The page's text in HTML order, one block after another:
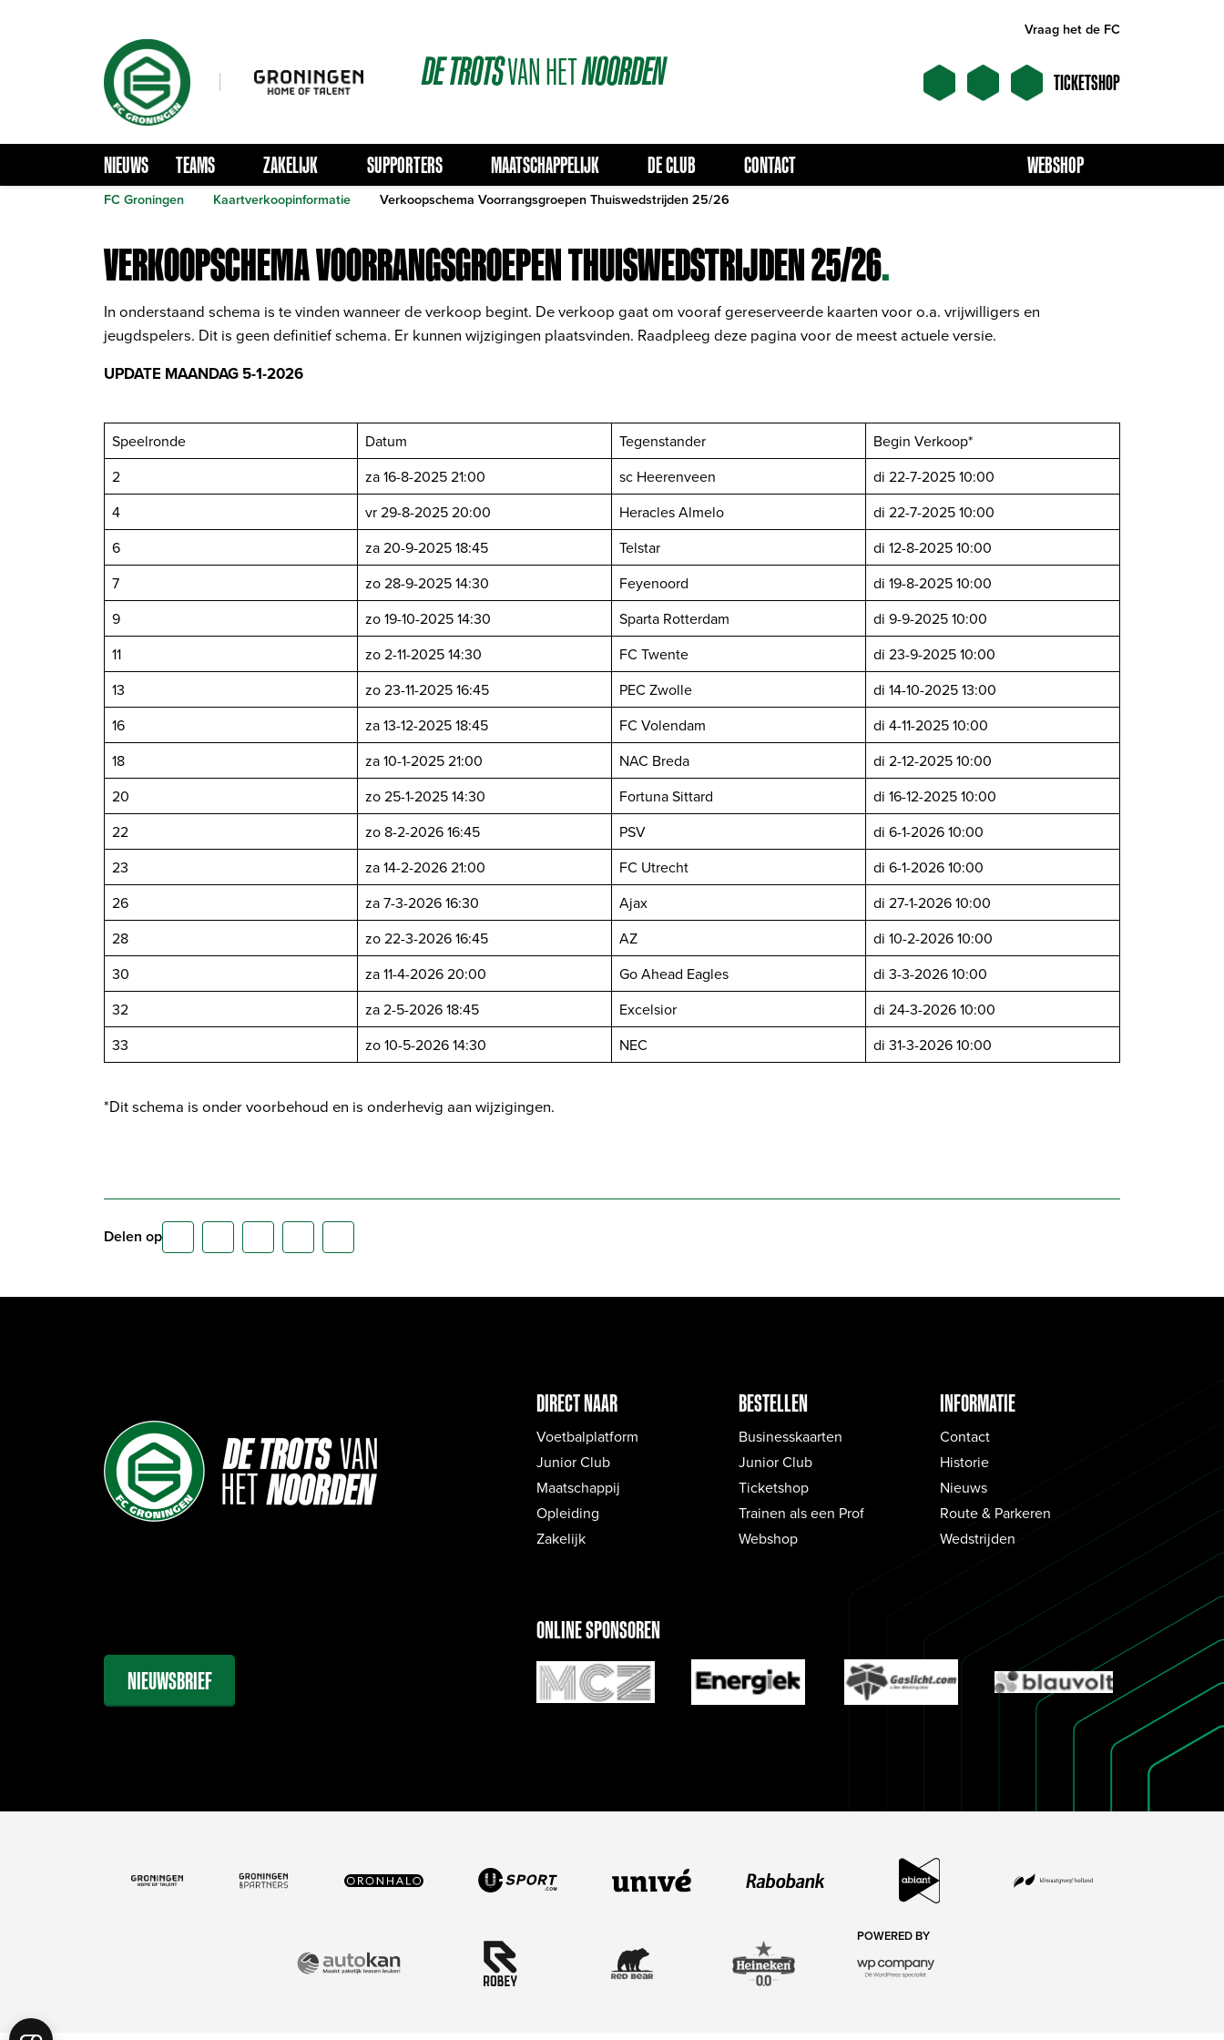
Vraag het de FC
DETROTSVANHETNOORDEN TICKETSHOP
NIEUWS TEAMS ZAKELIJK SUPPORTERS MAATSCHAPPELIJK DE CLUB CONTACT WEBSHOP
FC Groningen Kaartverkoopinformatie Verkoopschema Voorrangsgroepen Thuiswedstrijden 25/26
VERKOOPSCHEMA VOORRANGSGROEPEN THUISWEDSTRIJDEN 25/26.
In onderstaand schema is te vinden wanneer de verkoop begint. De verkoop gaat om vooraf gereserveerde kaarten voor o.a. vrijwilligers en
jeugdspelers. Dit is geen definitief schema. Er kunnen wijzigingen plaatsvinden. Raadpleeg deze pagina voor de meest actuele versie.
UPDATE MAANDAG 5-1-2026
Speelronde Datum Tegenstander
Begin Verkoop*
2
za 16-8-2025 21:00 sc Heerenveen
di 22-7-2025 10:00
4
vr 29-8-2025 20:00 Heracles Almelo
di 22-7-2025 10:00
6
za 20-9-2025 18:45 Telstar
di 12-8-2025 10:00
7
zo 28-9-2025 14:30 Feyenoord
di 19-8-2025 10:00
9
zo 19-10-2025 14:30 Sparta Rotterdam
di 9-9-2025 10:00
11
zo 2-11-2025 14:30 FC Twente
di 23-9-2025 10:00
13
zo 23-11-2025 16:45 PEC Zwolle
di 14-10-2025 13:00
16
za 13-12-2025 18:45 FC Volendam
di 4-11-2025 10:00
18
za 10-1-2025 21:00 NAC Breda
di 2-12-2025 10:00
20
zo 25-1-2025 14:30 Fortuna Sittard
di 16-12-2025 10:00
22
zo 8-2-2026 16:45 PSV
di 6-1-2026 10:00
23
za 14-2-2026 21:00 FC Utrecht
di 6-1-2026 10:00
26
za 7-3-2026 16:30 Ajax
di 27-1-2026 10:00
28
zo 22-3-2026 16:45 AZ
di 10-2-2026 10:00
30
za 11-4-2026 20:00 Go Ahead Eagles
di 3-3-2026 10:00
32
za 2-5-2026 18:45 Excelsior
di 24-3-2026 10:00
33
zo 10-5-2026 14:30 NEC di 31-3-2026 10:00
*Dit schema is onder voorbehoud en is onderhevig aan wijzigingen.
Delen op
DIRECT NAAR
Voetbalplatform
Junior Club
Maatschappij
Opleiding
Zakelijk
BESTELLEN
Businesskaarten
Junior Club
Ticketshop
Trainen als een Prof
Webshop
INFORMATIE
Contact
Historie
Nieuws
Route & Parkeren
Wedstrijden
NIEUWSBRIEF
ONLINE SPONSOREN
POWERED BY